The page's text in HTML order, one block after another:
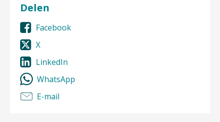
Delen
Facebook
X
LinkedIn
WhatsApp
E-mail